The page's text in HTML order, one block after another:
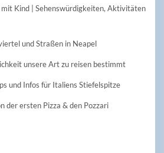
mit Kind | Sehenswürdigkeiten, Aktivitäten
und Straßen in Neapel
unsere Art zu reisen bestimmt
und Infos für Italiens Stiefelspitze
der ersten Pizza & den Pozzari